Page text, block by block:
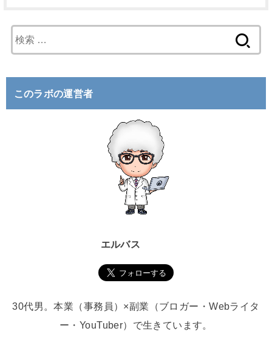
索
このラボの運営者
エルバス
30代男。本業（事務員）×副業（ブロガー・Webライタ
ー・YouTuber）で生きています。